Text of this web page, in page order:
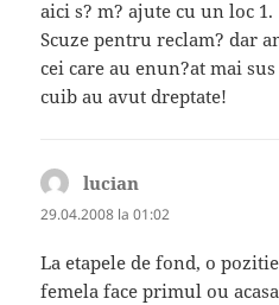
aici s? m? ajute cu un loc 1.
Scuze pentru reclam? dar
cei care au enun?at mai
cuib au avut dreptate!
lucian
29.04.2008 la 01:02
La etapele de fond, o
femela face primul ou